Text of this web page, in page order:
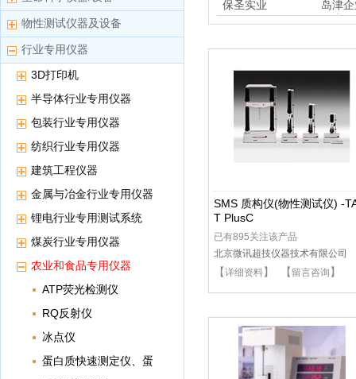
物性测试仪器及设备
行业专用仪器
3D打印机
半导体行业专用仪器
包装行业专用仪器
纺织行业专用仪器
建筑工程仪器
金属与冶金行业专用仪器
锂电行业专用测试系统
煤炭行业专用仪器
农业和食品专用仪器
ATP荧光检测仪
RQ反射仪
冰点仪
蛋白质快速测定仪、蛋
保圣实业
岛津
（中
SMS 质构仪(物性测试仪) -
T PlusC
已有895关注该产品
北京微讯超技仪器技术有限公司
【详细资料】 【 留言咨询 】